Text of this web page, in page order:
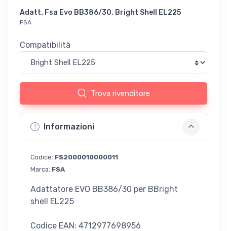
Adatt. Fsa Evo BB386/30, Bright Shell EL225
FSA
Compatibilità
Trova rivenditore
Informazioni
Codice: FS2000010000011
Marca: FSA
Adattatore EVO BB386/30 per BBright
shell EL225
Codice EAN: 4712977698956